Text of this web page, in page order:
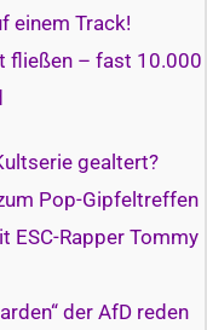
einem Track!
fließen – fast 10.000
gealtert?
Pop-Gipfeltreffen
Rapper Tommy
der AfD reden